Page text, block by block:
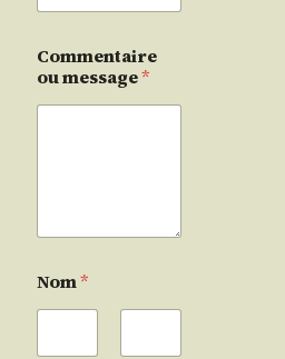
Commentaire
ou message*
Nom*